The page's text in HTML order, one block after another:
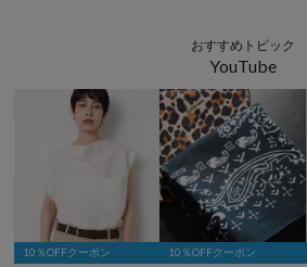
おすすめトピック
YouTube
10％OFFクーポン 10％OFFクーポン